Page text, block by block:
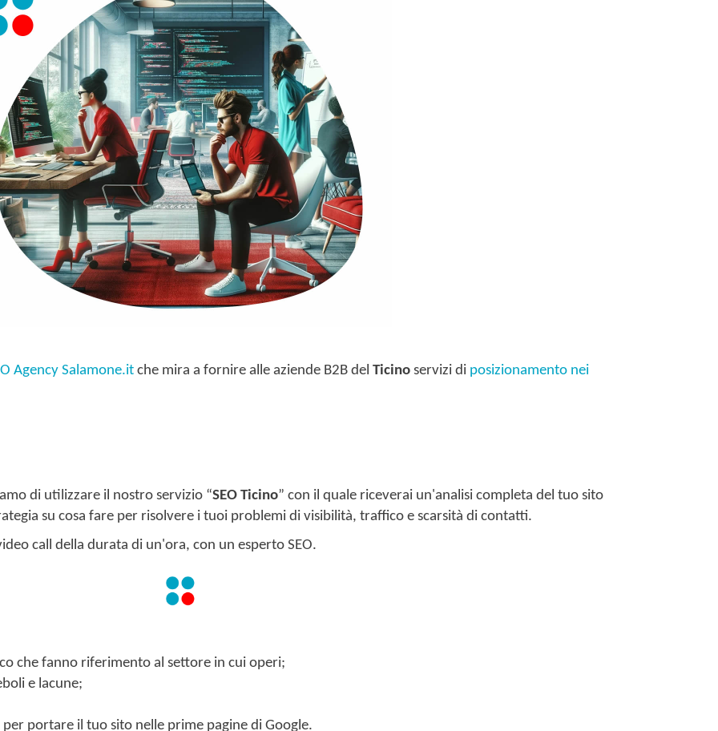
Agency Salamone.it che mira a fornire alle aziende B2B del Ticino servizi di posizionamento nei
di utilizzare il nostro servizio “SEO Ticino” con il quale riceverai un'analisi completa del tuo sito
su cosa fare per risolvere i tuoi problemi di visibilità, traffico e scarsità di contatti.
call della durata di un'ora, con un esperto SEO.
che fanno riferimento al settore in cui operi;
e lacune;
portare il tuo sito nelle prime pagine di Google.